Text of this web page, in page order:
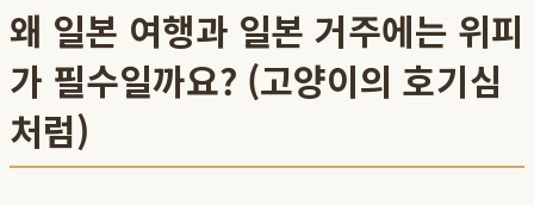
왜 일본 여행과 일본 거주에는 위피
가 필수일까요? (고양이의 호기심
처럼)